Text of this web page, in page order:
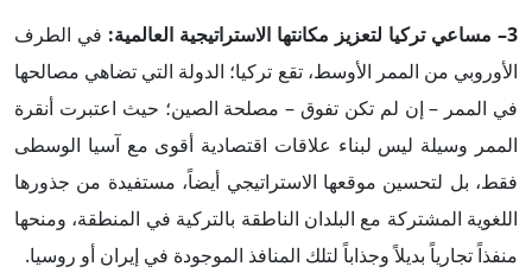
3– مساعي تركيا لتعزيز مكانتها الاستراتيجية العالمية:
في الطرف
الأوروبي من الممر الأوسط، تقع تركيا؛ الدولة التي تضاهي مصالحها
في الممر – إن لم تكن تفوق – مصلحة الصين؛ حيث اعتبرت أنقرة
الممر وسيلة ليس لبناء علاقات اقتصادية أقوى مع آسيا الوسطى
فقط، بل لتحسين موقعها الاستراتيجي أيضاً، مستفيدة من جذورها
اللغوية المشتركة مع البلدان الناطقة بالتركية في المنطقة، ومنحها
منفذاً تجارياً بديلاً وجذاباً لتلك المنافذ الموجودة في إيران أو روسيا.